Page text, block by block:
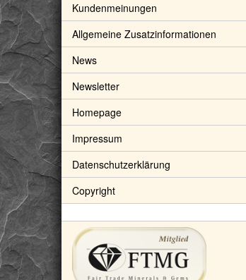
Kundenmeinungen
Allgemeine Zusatzinformationen
News
Newsletter
Homepage
Impressum
Datenschutzerklärung
Copyright